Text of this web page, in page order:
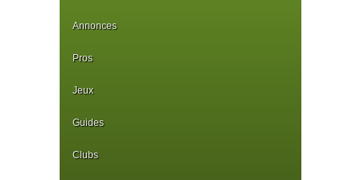
Annonces
Pros
Jeux
Guides
Clubs